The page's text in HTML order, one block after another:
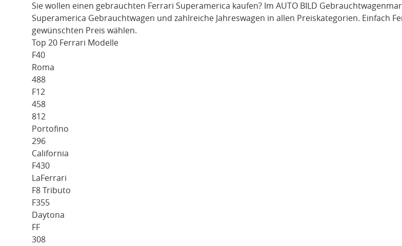
Sie wollen einen gebrauchten Ferrari Superamerica kaufen? Im AUTO BILD
Superamerica Gebrauchtwagen und zahlreiche Jahreswagen in allen Preiskategorien. Einfach
gewünschten Preis wählen.
Top 20 Ferrari Modelle
F40
Roma
488
F12
458
812
Portofino
296
California
F430
LaFerrari
F8 Tributo
F355
Daytona
FF
308